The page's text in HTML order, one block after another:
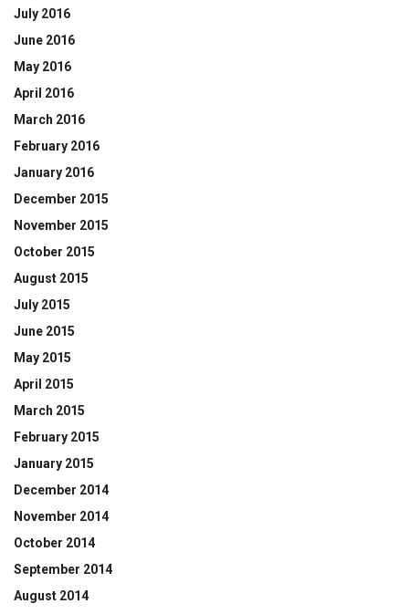
July 2016
June 2016
May 2016
April 2016
March 2016
February 2016
January 2016
December 2015
November 2015
October 2015
August 2015
July 2015
June 2015
May 2015
April 2015
March 2015
February 2015
January 2015
December 2014
November 2014
October 2014
September 2014
August 2014